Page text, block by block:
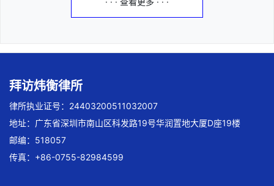
拜访炜衡律所
律所执业证号：24403200511032007
地址：广东省深圳市南山区科发路19号华润置地大厦D座19楼
邮编：518057
传真：+86-0755-82984599